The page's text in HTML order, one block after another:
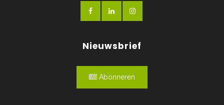
Nieuwsbrief
Abonneren